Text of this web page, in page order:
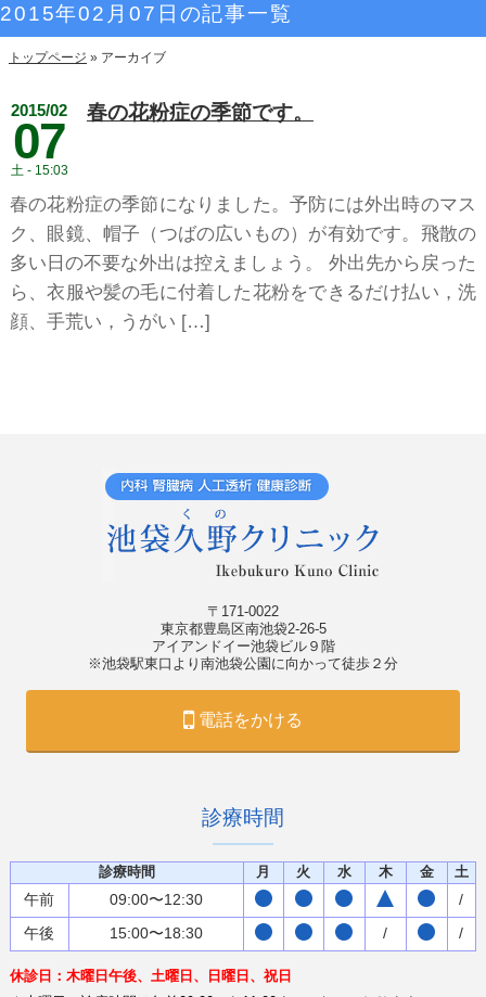
2015年02月07日の記事一覧
トップページ » アーカイブ
2015/02
07
土 - 15:03
春の花粉症の季節です。
春の花粉症の季節になりました。予防には外出時のマス
ク、眼鏡、帽子（つばの広いもの）が有効です。飛散の
多い日の不要な外出は控えましょう。 外出先から戻った
ら、衣服や髪の毛に付着した花粉をできるだけ払い，洗
顔、手荒い，うがい […]
〒171-0022
東京都豊島区南池袋2-26-5
アイアンドイー池袋ビル９階
※池袋駅東口より南池袋公園に向かって徒歩２分
電話をかける
診療時間
診療時間 月 火 水 木 金 土
午前 09:00〜12:30
/
午後
15:00〜18:30 / /
休診日：木曜日午後、土曜日、日曜日、祝日